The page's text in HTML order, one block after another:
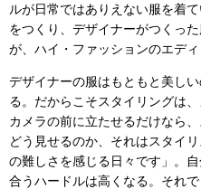
ルが日常ではありえない服を着
をつくり、デザイナーがつくっ
が、ハイ・ファッションのエディ
デザイナーの服はもともと美し
る。だからこそスタイリングは
カメラの前に立たせるだけなら
どう見せるのか、それはスタイ
の難しさを感じる日々です」。
合うハードルは高くなる。それ